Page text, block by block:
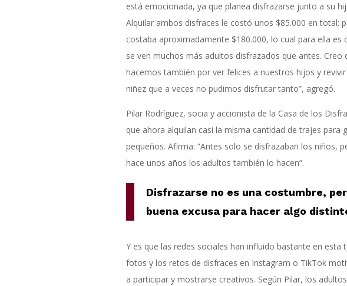
está emocionada, ya que planea disfrazarse junto a su
Alquilar ambos disfraces le costó unos $85.000 en total;
costaba aproximadamente $180.000, lo cual para ella es
se ven muchos más adultos disfrazados que antes. Creo
hacemos también por ver felices a nuestros hijos y
niñez que a veces no pudimos disfrutar tanto”, agregó.
Pilar Rodríguez, socia y accionista de la Casa de los
que ahora alquilan casi la misma cantidad de trajes para
pequeños. Afirma: “Antes solo se disfrazaban los niños,
hace unos años los adultos también lo hacen”.
Disfrazarse no es una costumbre,
buena excusa para hacer algo
Y es que las redes sociales han influido bastante en esta
fotos y los retos de disfraces en Instagram o TikTok
a participar y mostrarse creativos. Según Pilar, los